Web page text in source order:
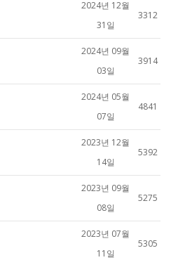
2024년 12월
31일
3312
2024년 09월
03일
3914
2024년 05월
07일
4841
2023년 12월
14일
5392
2023년 09월
08일
5275
2023년 07월
11일
5305